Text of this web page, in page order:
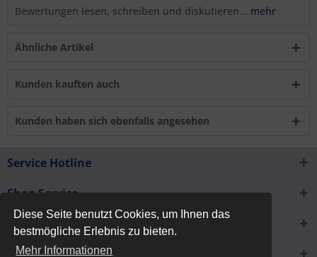
Diese Seite benutzt Cookies, um Ihnen das
bestmögliche Erlebnis zu bieten.
Mehr Informationen
Bewertungen lesen, schreiben und diskutieren... mehr
Ähnliche Artikel
Kunden kauften auch
Kunden haben sich ebenfalls angesehen
Service Hotline
Shop Service
Informationen